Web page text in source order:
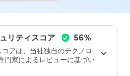
リティスコア 56%
アは、当社独自のテクノロ
門家によるレビューに基づい